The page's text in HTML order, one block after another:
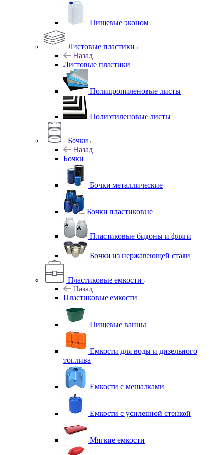
Пищевые эконом
Листовые пластики
Назад
Листовые пластики
Полипропиленовые листы
Полиэтиленовые листы
Бочки
Назад
Бочки
Бочки металлические
Бочки пластиковые
Пластиковые бидоны и фляги
Бочки из нержавеющей стали
Пластиковые емкости
Назад
Пластиковые емкости
Пищевые ванны
Емкости для воды и дизельного
топлива
Емкости с мешалками
Емкости с усиленной стенкой
Мягкие емкости